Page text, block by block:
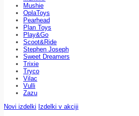
Mushie
OplaToys
Pearhead
Plan Toys
Play&Go
Scoot&Ride
Stephen Joseph
Sweet Dreamers
Trixie
Tryco
Vilac
Vulli
Zazu
Novi izdelki Izdelki v akciji